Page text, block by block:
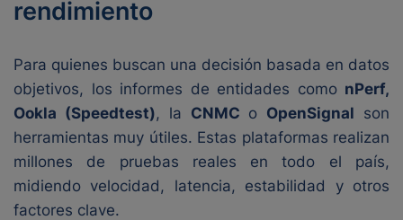
rendimiento
Para quienes buscan una decisión basada en datos
objetivos, los informes de entidades como nPerf,
Ookla (Speedtest), la CNMC o OpenSignal son
herramientas muy útiles. Estas plataformas realizan
millones de pruebas reales en todo el país,
midiendo velocidad, latencia, estabilidad y otros
factores clave.